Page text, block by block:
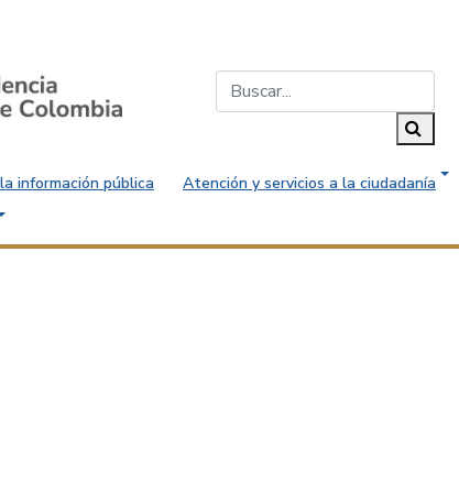
información pública Atención y servicios a la ciudadanía